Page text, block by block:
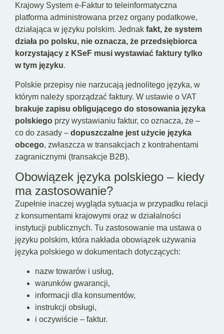
Krajowy System e-Faktur to teleinformatyczna
platforma administrowana przez organy podatkowe,
działająca w języku polskim. Jednak fakt, że system
działa po polsku, nie oznacza, że przedsiębiorca
korzystający z KSeF musi wystawiać faktury tylko
w tym języku.
Polskie przepisy nie narzucają jednolitego języka, w
którym należy sporządzać faktury. W ustawie o VAT
brakuje zapisu obligującego do stosowania języka
polskiego przy wystawianiu faktur, co oznacza, że –
co do zasady – dopuszczalne jest użycie języka
obcego, zwłaszcza w transakcjach z kontrahentami
zagranicznymi (transakcje B2B).
Obowiązek języka polskiego – kiedy
ma zastosowanie?
Zupełnie inaczej wygląda sytuacja w przypadku relacji
z konsumentami krajowymi oraz w działalności
instytucji publicznych. Tu zastosowanie ma ustawa o
języku polskim, która nakłada obowiązek używania
języka polskiego w dokumentach dotyczących:
nazw towarów i usług,
warunków gwarancji,
informacji dla konsumentów,
instrukcji obsługi,
i oczywiście – faktur.